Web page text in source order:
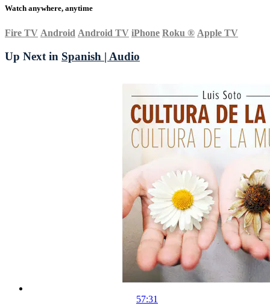
Watch anywhere, anytime
Fire TV Android Android TV iPhone Roku ® Apple TV
Up Next in Spanish | Audio
57:31